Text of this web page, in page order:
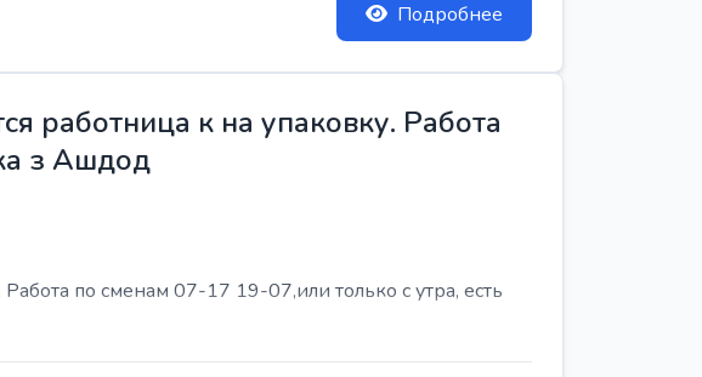
Подробнее
работница к на упаковку. Работа
з Ашдод
по сменам 07-17 19-07,или только с утра, есть